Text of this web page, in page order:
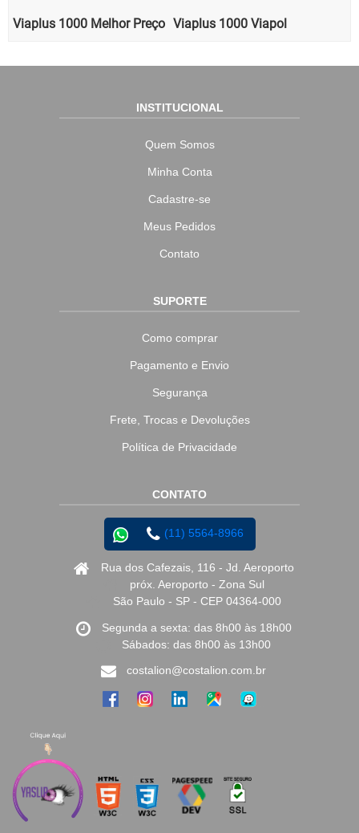
Viaplus 1000 Melhor Preço Viaplus 1000 Viapol
INSTITUCIONAL
Quem Somos
Minha Conta
Cadastre-se
Meus Pedidos
Contato
SUPORTE
Como comprar
Pagamento e Envio
Segurança
Frete, Trocas e Devoluções
Política de Privacidade
CONTATO
(11) 5564-8966
Rua dos Cafezais, 116 - Jd. Aeroporto
próx. Aeroporto - Zona Sul
São Paulo - SP - CEP 04364-000
Segunda a sexta: das 8h00 às 18h00
Sábados: das 8h00 às 13h00
costalion@costalion.com.br